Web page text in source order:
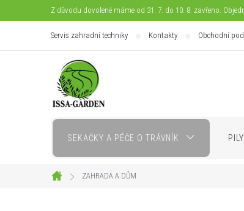
na
Z důvodu dovolené máme od 31. 7. do 10. 8. zavřeno.
Servis zahradní techniky Kontakty Obchodní
SEKAČKY A PÉČE O TRÁVNÍK
Domů
ZAHRADA A DŮM